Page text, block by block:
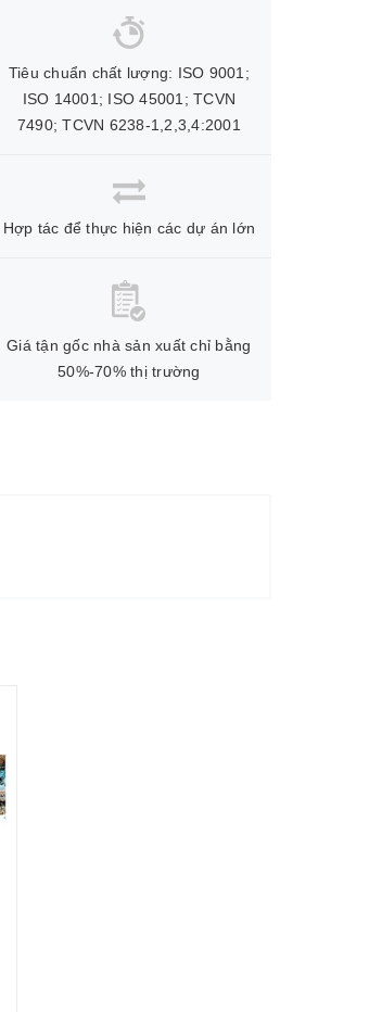
Tiêu chuẩn chất lượng: ISO 9001;
ISO 14001; ISO 45001; TCVN
7490; TCVN 6238-1,2,3,4:2001
Hợp tác để thực hiện các dự án lớn
Giá tận gốc nhà sản xuất chỉ bằng
50%-70% thị trường